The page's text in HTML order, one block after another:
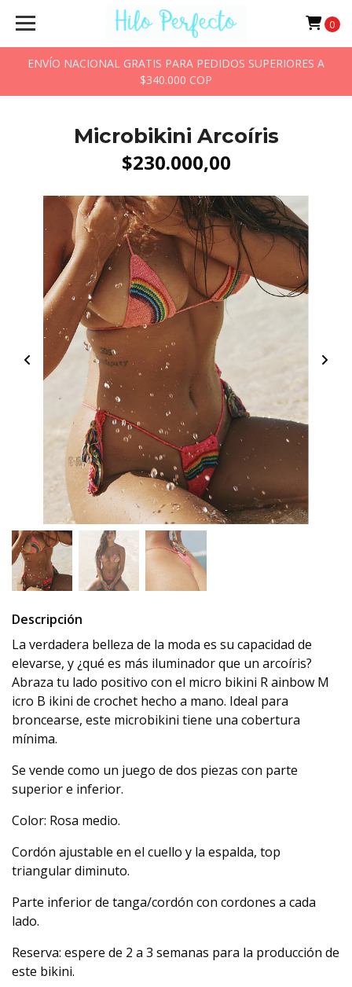
ENVÍO NACIONAL GRATIS PARA PEDIDOS SUPERIORES A
$340.000 COP
0
Microbikini Arcoíris
$230.000,00
Descripción
La verdadera belleza de la moda es su capacidad de
elevarse, y ¿qué es más iluminador que un arcoíris?
Abraza tu lado positivo con el micro bikini R ainbow M
icro B ikini de crochet hecho a mano. Ideal para
broncearse, este microbikini tiene una cobertura
mínima.
Se vende como un juego de dos piezas con parte
superior e inferior.
Color: Rosa medio.
Cordón ajustable en el cuello y la espalda, top
triangular diminuto.
Parte inferior de tanga/cordón con cordones a cada
lado.
Reserva: espere de 2 a 3 semanas para la producción de
este bikini.